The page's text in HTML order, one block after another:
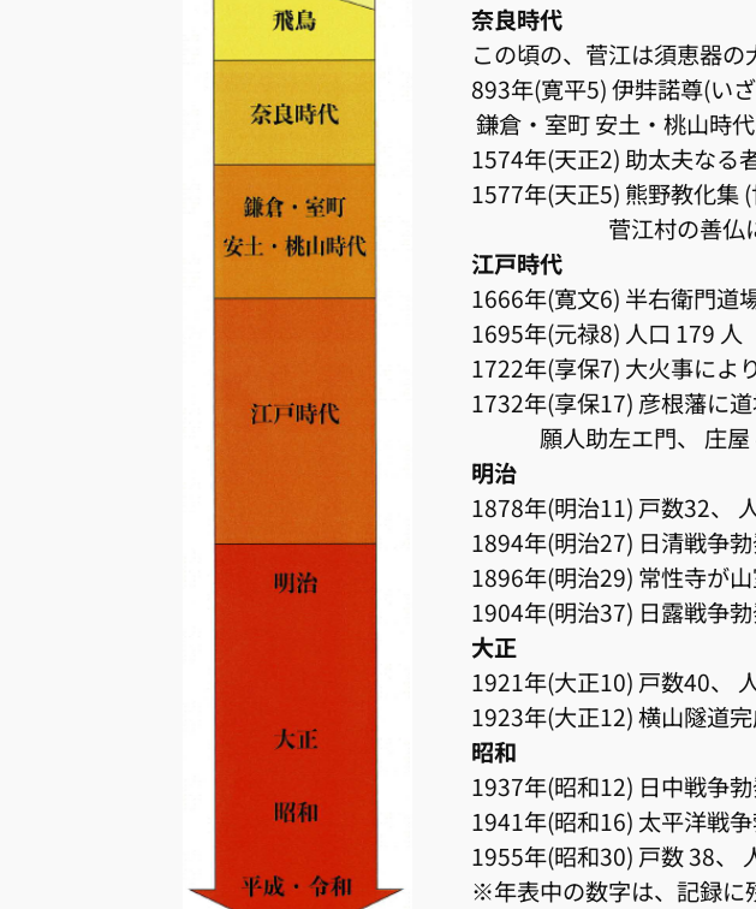
奈良時代
この頃の、菅江は須恵器の
893年(寛平5) 伊弉諾尊(い
鎌倉・室町 安土・桃山時代
1574年(天正2) 助太夫なる
1577年(天正5) 熊野教化集
菅江村の善仏によ
江戸時代
1666年(寛文6) 半右衛門道
1695年(元禄8) 人口 179 人
1722年(享保7) 大火事によ
1732年(享保17) 彦根藩に
願人助左エ門、 庄屋
明治
1878年(明治11) 戸数32、
1894年(明治27) 日清戦争
1896年(明治29) 常性寺が
1904年(明治37) 日露戦争
大正
1921年(大正10) 戸数40、
1923年(大正12) 横山隧道
昭和
1937年(昭和12) 日中戦争
1941年(昭和16) 太平洋戦
1955年(昭和30) 戸数 38、
※年表中の数字は、記録に